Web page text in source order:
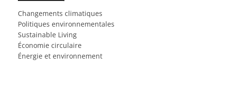
Changements climatiques
Politiques environnementales
Sustainable Living
Économie circulaire
Énergie et environnement